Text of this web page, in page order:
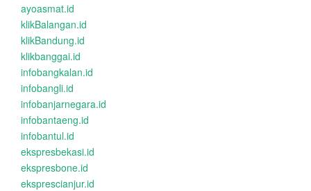
ayoasmat.id
klikBalangan.id
klikBandung.id
klikbanggai.id
infobangkalan.id
infobangli.id
infobanjarnegara.id
infobantaeng.id
infobantul.id
ekspresbekasi.id
ekspresbone.id
eksprescianjur.id